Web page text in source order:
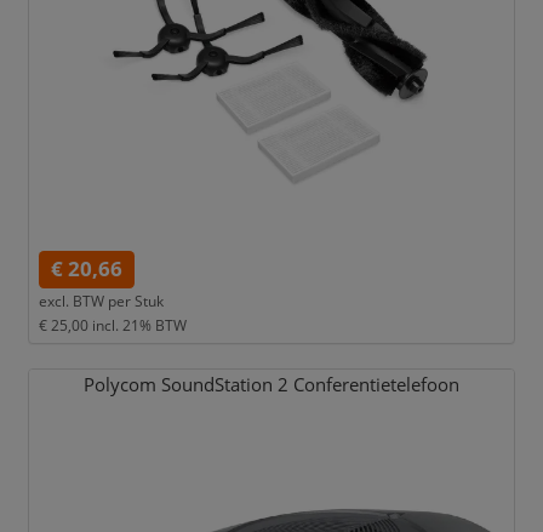
€ 20,66
excl. BTW per Stuk
€ 25,00 incl. 21% BTW
Polycom SoundStation 2 Conferentietelefoon